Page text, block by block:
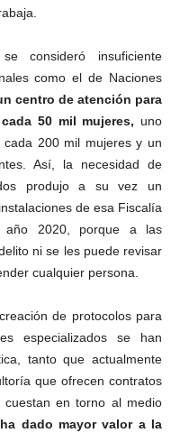
consideró insuficiente
como el de Naciones
centro de atención para
50 mil mujeres, uno
200 mil mujeres y un
Así, la necesidad de
produjo a su vez un
de esa Fiscalía
año 2020, porque a las
ni se les puede revisar
cualquier persona.
de protocolos para
especializados se han
tanto que actualmente
que ofrecen contratos
en torno al medio
dado mayor valor a la